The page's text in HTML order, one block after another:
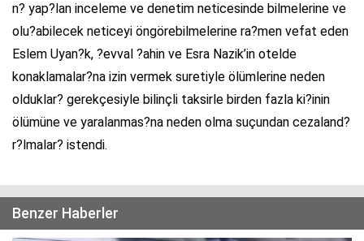
n? yap?lan inceleme ve denetim neticesinde bilmelerine ve
olu?abilecek neticeyi öngörebilmelerine ra?men vefat eden
Eslem Uyan?k, ?evval ?ahin ve Esra Nazik’in otelde
konaklamalar?na izin vermek suretiyle ölümlerine neden
olduklar? gerekçesiyle bilinçli taksirle birden fazla ki?inin
ölümüne ve yaralanmas?na neden olma suçundan cezaland?
r?lmalar? istendi.
Benzer Haberler